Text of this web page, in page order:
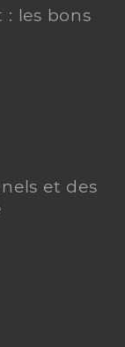
les bons
et des